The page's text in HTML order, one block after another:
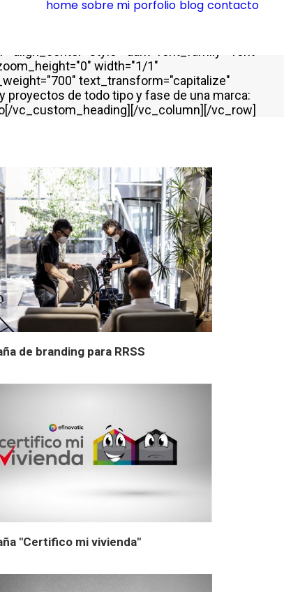
home sobre mi porfolio blog contacto
back_color="color-xsdn"
column_width_percent="100"
top-width: 0px !important;border-
width="1/1"
text_transform="capitalize"
proyectos de todo tipo y fase de una marca:
vc_custom_heading][/vc_column][/vc_row]
de branding para RRSS
"Certifico mi vivienda"